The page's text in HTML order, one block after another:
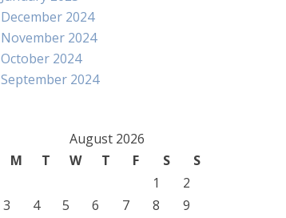
December 2024
November 2024
October 2024
September 2024
August 2026
M
T W T F S
S
1
2
3
4 5 6 7 8
9